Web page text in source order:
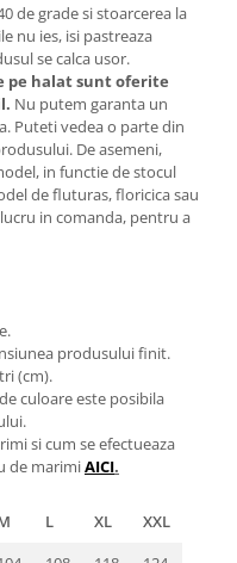
de grade si stoarcerea la
nu ies, isi pastreaza
se calca usor.
pe halat sunt oferite
Nu putem garanta un
Puteti vedea o parte din
De asemeni,
in functie de stocul
de fluturas, floricica sau
in comanda, pentru a
produsului finit.
(cm).
culoare este posibila
si cum se efectueaza
de marimiAICI.
L XL
XXL